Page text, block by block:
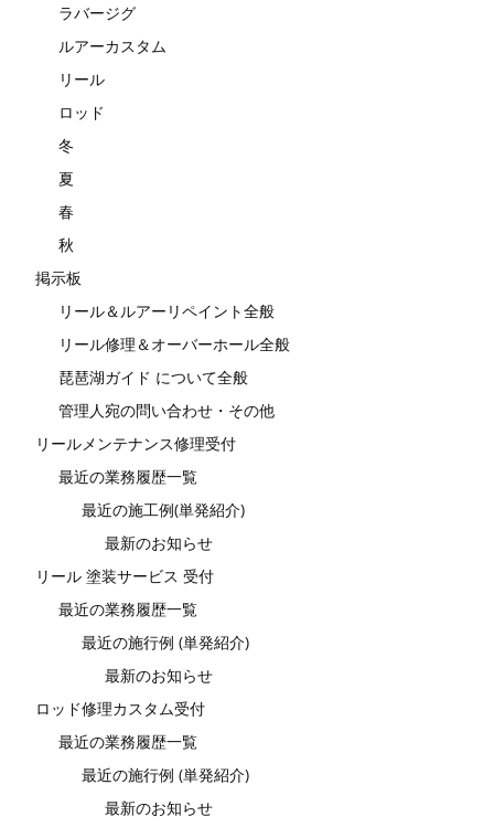
ラバージグ
ルアーカスタム
リール
ロッド
冬
夏
春
秋
掲示板
リール＆ルアーリペイント全般
リール修理＆オーバーホール全般
琵琶湖ガイド について全般
管理人宛の問い合わせ・その他
リールメンテナンス修理受付
最近の業務履歴一覧
最近の施工例(単発紹介)
最新のお知らせ
リール 塗装サービス 受付
最近の業務履歴一覧
最近の施行例 (単発紹介)
最新のお知らせ
ロッド修理カスタム受付
最近の業務履歴一覧
最近の施行例 (単発紹介)
最新のお知らせ